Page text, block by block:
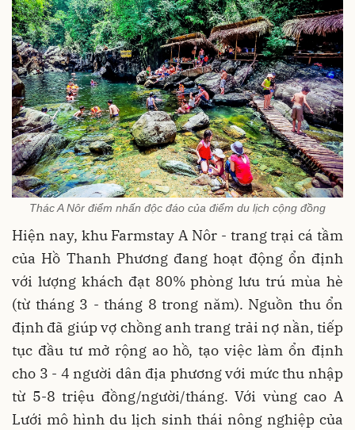
Thác A Nôr điểm nhấn độc đáo của điểm du lịch cộng đồng
Hiện nay, khu Farmstay A Nôr - trang trại cá tầm
của Hồ Thanh Phương đang hoạt động ổn định
với lượng khách đạt 80% phòng lưu trú mùa hè
(từ tháng 3 - tháng 8 trong năm). Nguồn thu ổn
định đã giúp vợ chồng anh trang trải nợ nần, tiếp
tục đầu tư mở rộng ao hồ, tạo việc làm ổn định
cho 3 - 4 người dân địa phương với mức thu nhập
từ 5-8 triệu đồng/người/tháng. Với vùng cao A
Lưới mô hình du lịch sinh thái nông nghiệp của